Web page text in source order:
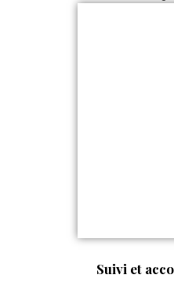
Suivi et